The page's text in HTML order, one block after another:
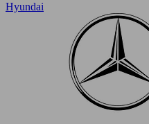
Hyundai